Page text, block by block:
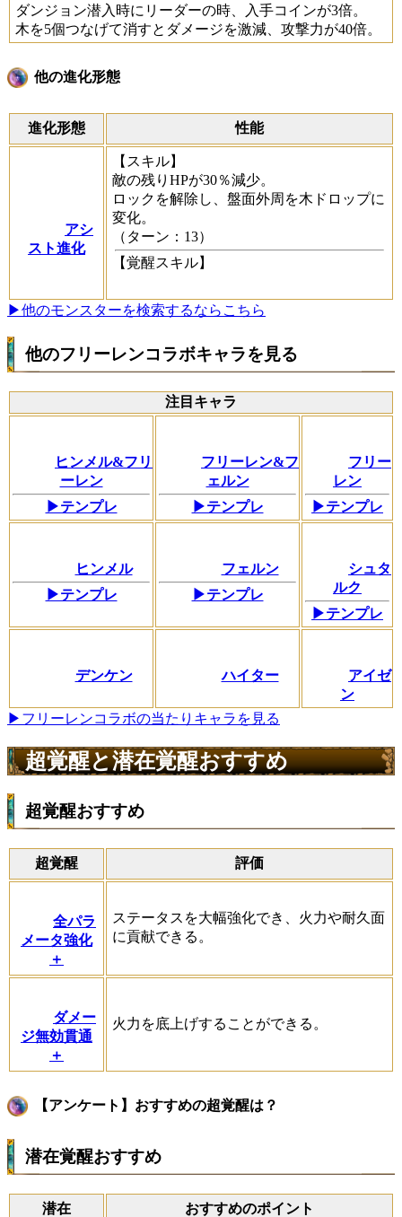
ダンジョン潜入時にリーダーの時、入手コインが3倍。
木を5個つなげて消すとダメージを激減、攻撃力が40倍。
他の進化形態
進化形態 性能
アシ
スト進化
【スキル】
敵の残りHPが30％減少。
ロックを解除し、盤面外周を木ドロップに
変化。
（ターン：13）
【覚醒スキル】
▶他のモンスターを検索するならこちら
他のフリーレンコラボキャラを見る
注目キャラ
ヒンメル&フリ
ーレン
▶テンプレ
フリーレン&フ
ェルン
▶テンプレ
フリー
レン
▶テンプレ
ヒンメル
▶テンプレ
フェルン
▶テンプレ
シュタ
ルク
▶テンプレ
デンケン ハイター
アイゼ
ン
▶フリーレンコラボの当たりキャラを見る
超覚醒と潜在覚醒おすすめ
超覚醒おすすめ
超覚醒 評価
全パラ
メータ強化
＋
ステータスを大幅強化でき、火力や耐久面
に貢献できる。
ダメー
ジ無効貫通
＋
火力を底上げすることができる。
【アンケート】おすすめの超覚醒は？
潜在覚醒おすすめ
潜在 おすすめのポイント